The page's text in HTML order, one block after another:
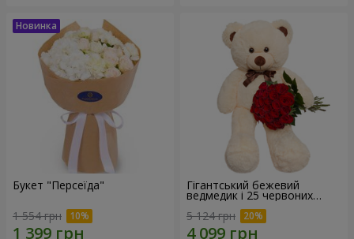
Букет "Персеїда"
1 554 грн
Гігантський бежевий
ведмедик і 25 червоних
троянд
5 124 грн